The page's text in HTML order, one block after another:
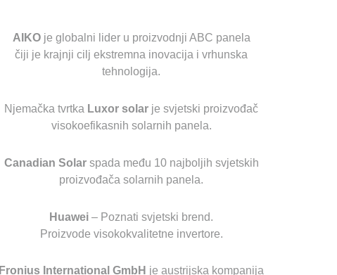
AIKO je globalni lider u proizvodnji ABC panela
čiji je krajnji cilj ekstremna inovacija i vrhunska
tehnologija.
Njemačka tvrtka Luxor solar je svjetski proizvođač
visokoefikasnih solarnih panela.
Canadian Solar spada među 10 najboljih svjetskih
proizvođača solarnih panela.
Huawei– Poznati svjetski brend.
Proizvode visokokvalitetne invertore.
Fronius International GmbH je austrijska kompanija